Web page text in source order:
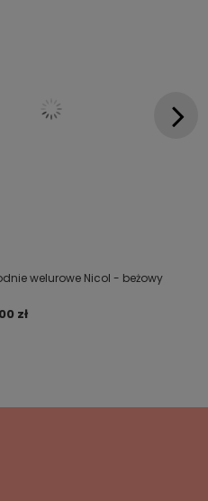
welurowe Nicol - beżowy
zł